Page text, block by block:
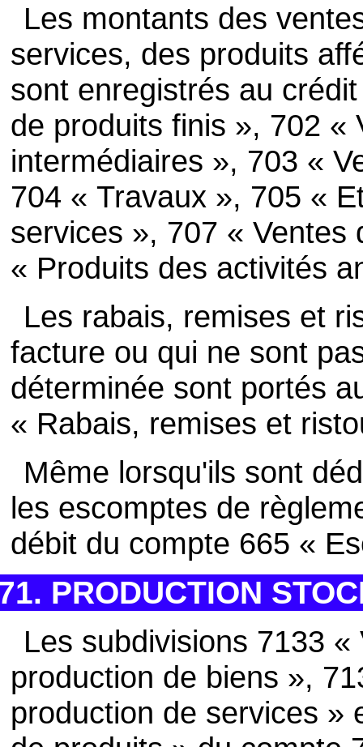
Les montants des
services, des produits
sont enregistrés au
de produits finis », 702 «
intermédiaires », 703 «
704 « Travaux », 705 «
services », 707 « Ventes
« Produits des activités
Les rabais, remises et
facture ou qui ne sont
déterminée sont portés
« Rabais, remises et
Même lorsqu'ils sont
les escomptes de
débit du compte 665 «
PRODUCTION
Les subdivisions 7133
production de biens »,
production de services »